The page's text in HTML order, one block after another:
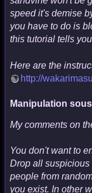
speed it's demise
you have to do is
this tutorial tells
Here are the
http://
Manipulation
My comments on
You don't want to
Drop all
people from
you exist. In other